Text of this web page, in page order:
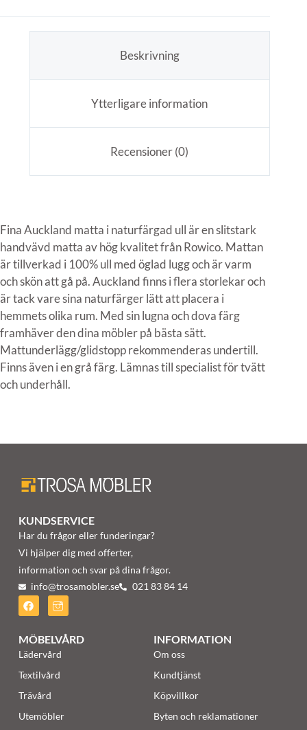
Beskrivning
Ytterligare information
Recensioner (0)
Fina Auckland matta i naturfärgad ull är en slitstark
handvävd matta av hög kvalitet från Rowico. Mattan
är tillverkad i 100% ull med öglad lugg och är varm
och skön att gå på. Auckland finns i flera storlekar och
är tack vare sina naturfärger lätt att placera i
hemmets olika rum. Med sin lugna och dova färg
framhäver den dina möbler på bästa sätt.
Mattunderlägg/glidstopp rekommenderas undertill.
Finns även i en grå färg. Lämnas till specialist för tvätt
och underhåll.
KUNDSERVICE
Har du frågor eller funderingar?
Vi hjälper dig med offerter,
information och svar på dina frågor.
info@trosamobler.se 021 83 84 14
MÖBELVÅRD
Lädervård
Textilvård
Trävård
Utemöbler
INFORMATION
Om oss
Kundtjänst
Köpvillkor
Byten och reklamationer